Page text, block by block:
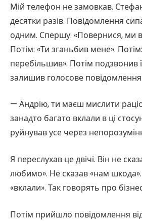
Мій телефон не замовкав.
десятки разів. Повідомлення
одним. Спершу: «Повернися, ми
Потім: «Ти зганьбив мене».
перебільшив». Потім подзвонив
залишив голосове повідомлення:
— Андрію, ти маєш мислити
занадто багато вклали в ці
руйнував усе через
Я переслухав це двічі. Він не
любимо». Не сказав «нам шкода».
«вклали». Так говорять про
Потім прийшло повідомлення